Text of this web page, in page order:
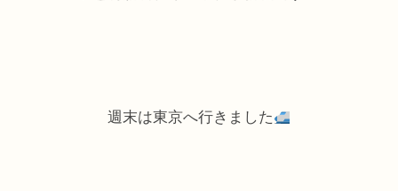
週末は東京へ行きました